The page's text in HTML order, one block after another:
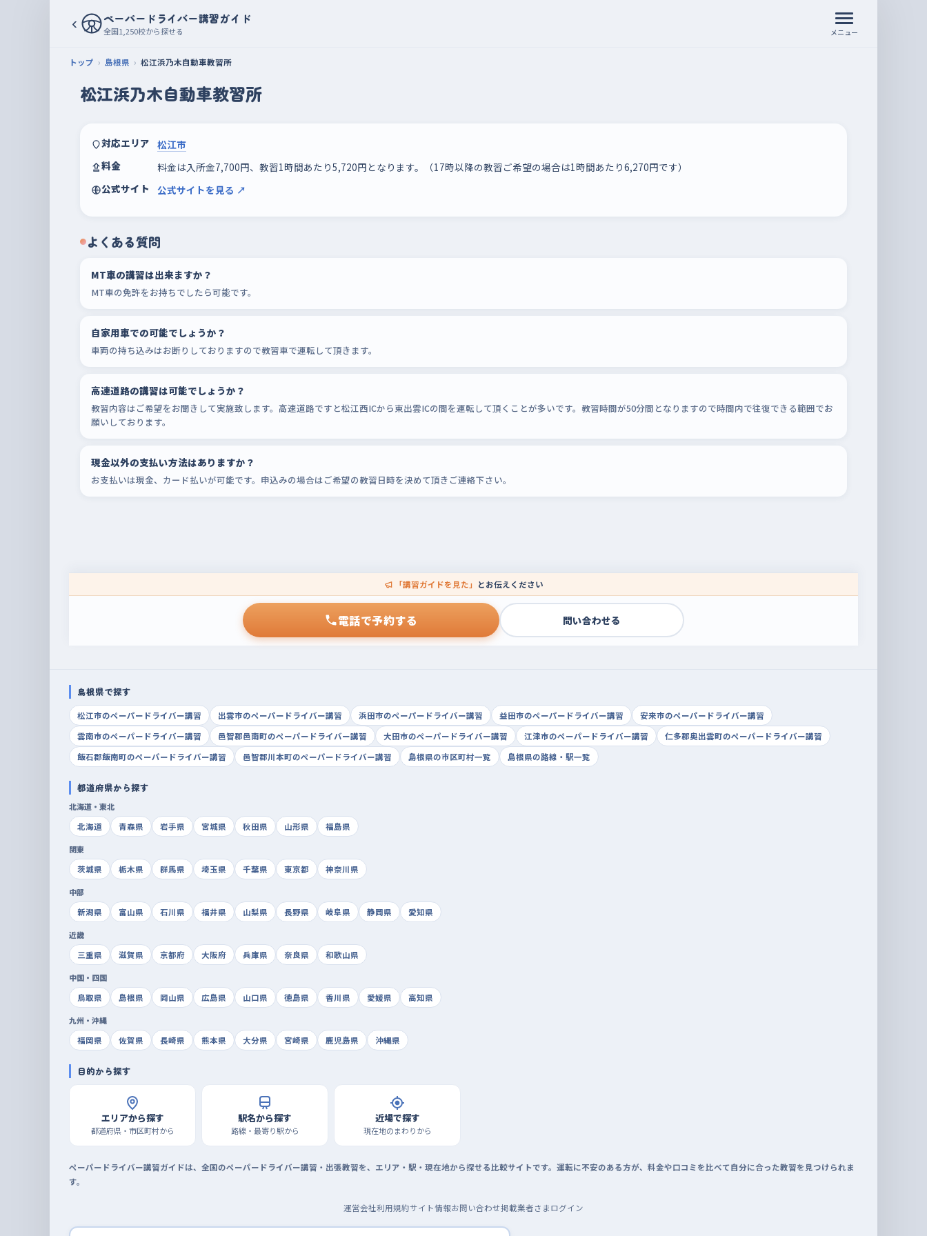
‹ ペーパードライバー講習ガイド
全国1,250校から探せる メニュー
トップ 島根県 松江浜乃木自動車教習所
松江浜乃木自動車教習所
対応エリア 松江市
料金
料金は入所金7,700円、教習1時間あたり5,720円となります。（17時以降の教習ご希望の場合は1時間あたり6,270円です）
公式サイト
公式サイトを見る ↗
よくある質問
MT車の講習は出来ますか？
MT車の免許をお持ちでしたら可能です。
自家用車での可能でしょうか？
車両の持ち込みはお断りしておりますので教習車で運転して頂きます。
高速道路の講習は可能でしょうか？
教習内容はご希望をお聞きして実施致します。高速道路ですと松江西ICから東出雲ICの間を運転して頂くことが多いです。教習時間が50分間となりますので時間内で往復できる範囲でお
願いしております。
現金以外の支払い方法はありますか？
お支払いは現金、カード払いが可能です。申込みの場合はご希望の教習日時を決めて頂きご連絡下さい。
「講習ガイドを見た」 とお伝えください
電話で予約する 問い合わせる
島根県で探す
松江市のペーパードライバー講習 出雲市のペーパードライバー講習 浜田市のペーパードライバー講習 益田市のペーパードライバー講習
安来市のペーパードライバー講習
雲南市のペーパードライバー講習
邑智郡邑南町のペーパードライバー講習 大田市のペーパードライバー講習 江津市のペーパードライバー講習
仁多郡奥出雲町のペーパードライバー講習
飯石郡飯南町のペーパードライバー講習
邑智郡川本町のペーパードライバー講習 島根県の市区町村一覧 島根県の路線・駅一覧
都道府県から探す
北海道・東北
北海道
青森県 岩手県 宮城県 秋田県 山形県 福島県
関東
茨城県
栃木県 群馬県 埼玉県 千葉県 東京都 神奈川県
中部
新潟県
富山県 石川県 福井県 山梨県 長野県 岐阜県 静岡県 愛知県
近畿
三重県
滋賀県 京都府 大阪府 兵庫県 奈良県 和歌山県
中国・四国
鳥取県
島根県 岡山県 広島県 山口県 徳島県 香川県 愛媛県 高知県
九州・沖縄
福岡県
佐賀県 長崎県 熊本県 大分県 宮崎県 鹿児島県 沖縄県
目的から探す
エリアから探す
都道府県・市区町村から
駅名から探す
路線・最寄り駅から
近場で探す
現在地のまわりから
ペーパードライバー講習ガイドは、全国のペーパードライバー講習・出張教習を、エリア・駅・現在地から探せる比較サイトです。運転に不安のある方が、料金や口コミを比べて自分に合った教習を見つけられま
す。
運営会社利用規約サイト情報お問い合わせ掲載業者さまログイン